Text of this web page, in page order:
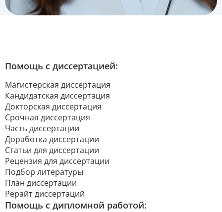
Помощь с диссертацией:
Магистерская диссертация
Кандидатская диссертация
Докторская диссертация
Срочная диссертация
Часть диссертации
Доработка диссертации
Статьи для диссертации
Рецензия для диссертации
Подбор литературы
План диссертации
Рерайт диссертаций
Помощь с дипломной работой: